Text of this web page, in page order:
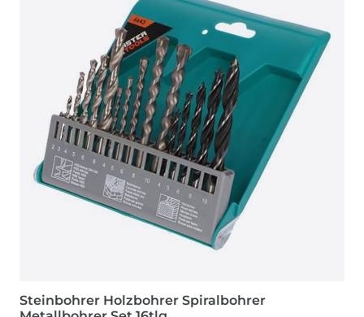
Steinbohrer Holzbohrer Spiralbohrer